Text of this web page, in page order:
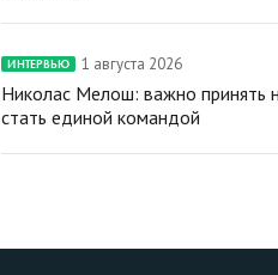
ИНТЕРВЬЮ 1 августа 2026
Николас Мелош: важно принять
стать единой командой